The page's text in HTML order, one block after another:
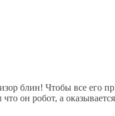
блин! Чтобы все его
он робот, а